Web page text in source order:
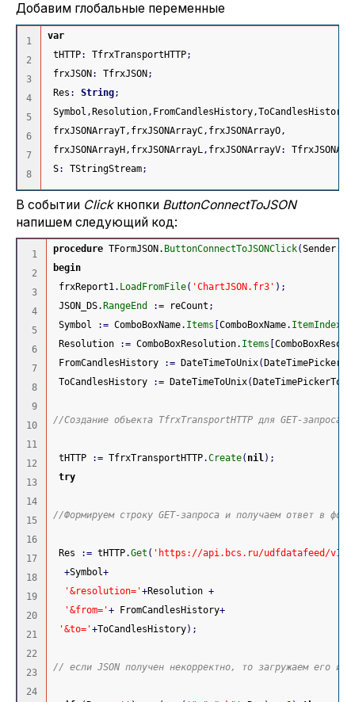
Добавим глобальные переменные
1
2
3
4
5
6
7
var
tHTTP: TfrxTransportHTTP;
frxJSON: TfrxJSON;
Res : String;
Symbol ,Resolution , FromCandlesHistory ,ToCandlesHistory
frxJSONArrayT , frxJSONArrayC , frxJSONArrayO ,
frxJSONArrayH , frxJSONArrayL , frxJSONArrayV:
S: TStringStream;
В событии Clickкнопки ButtonConnectToJSON
напишем следующий код:
1
2
3
4
5
6
7
8
9
10
11
12
13
14
15
16
17
18
19
20
21
22
23
24
procedure TFormJSON . ButtonConnectToJSONClick(Sender:
begin
frxReport1. LoadFromFile( 'ChartJSON.fr3' ) ;
JSON_DS. RangeEnd := reCount ;
Symbol
:= ComboBoxName. Items ComboBoxName. ItemIndex
Resolution
:= ComboBoxResolution. Items
FromCandlesHistory
:= DateTimeToUnix(
ToCandlesHistory
:= DateTimeToUnix( DateTimePickerTo
//Создание объекта TfrxTransportHTTP для GET-запроса
tHTTP := TfrxTransportHTTP.Create( nil) ;
try
//Формируем строку GET-запроса и получаем ответ в
Res := tHTTP.Get ( 'https://api.bcs.ru/udfdatafeed/v1/
+Symbol+
'&resolution='+Resolution +
'&from='+ FromCandlesHistory+
'&to='+ToCandlesHistory) ;
// если JSON получен некорректно, то загружаем его